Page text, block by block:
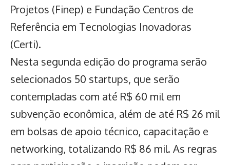
Projetos (Finep) e Fundação Centros de
Referência em Tecnologias Inovadoras
(Certi).
Nesta segunda edição do programa serão
selecionados 50 startups, que serão
contempladas com até R$ 60 mil em
subvenção econômica, além de até R$ 26 mil
em bolsas de apoio técnico, capacitação e
networking, totalizando R$ 86 mil. As regras